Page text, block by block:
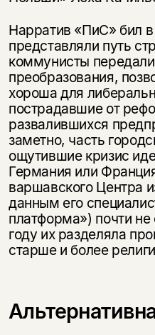
Нарратив «ПиС» бил
представляли путь
коммунисты
преобразования,
хороша для
пострадавшие от
развалившихся
заметно, часть
ощутившие кризис
Германия или
варшавского Центра
данным его
платформа») почти
году их разделяла
старше и более